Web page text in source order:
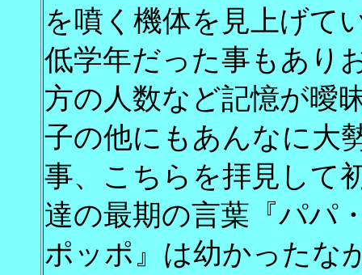
を噴く機体を見上げて
低学年だった事もあり
方の人数など記憶が曖
子の他にもあんなに大
事、こちらを拝見して
達の最期の言葉『パパ
ポッポ』は幼かったな